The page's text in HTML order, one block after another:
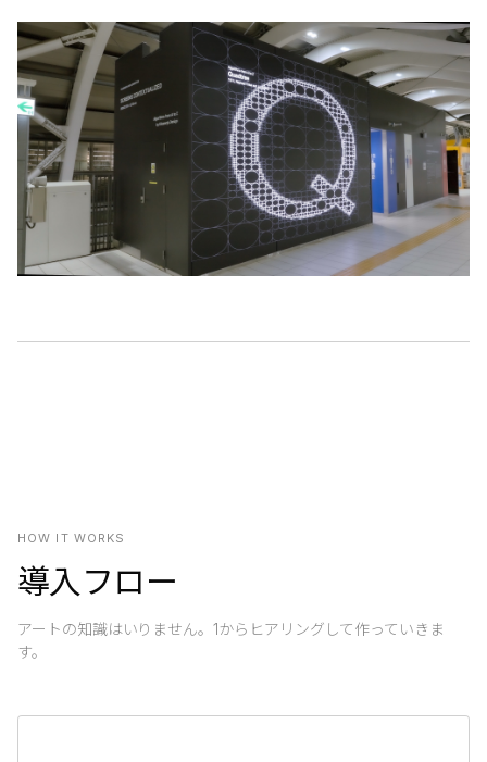
HOW IT WORKS
導入フロー
アートの知識はいりません。1からヒアリングして作っていきま
す。